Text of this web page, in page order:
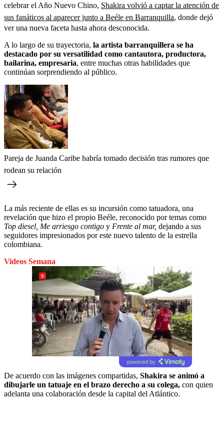
celebrar el Año Nuevo Chino, Shakira volvió a captar la atención de
sus fanáticos al aparecer junto a Beéle en Barranquilla, donde dejó
ver una nueva faceta hasta ahora desconocida.
A lo largo de su trayectoria, la artista barranquillera se ha
destacado por su versatilidad como cantautora, productora,
bailarina, empresaria, entre muchas otras habilidades que
continúan sorprendiendo al público.
Pareja de Juanda Caribe habría tomado decisión tras rumores que
rodean su relación
La más reciente de ellas es su incursión como tatuadora, una
revelación que hizo el propio Beéle, reconocido por temas como
Top diesel, Me arriesgo contigo y Frente al mar, dejando a sus
seguidores impresionados por este nuevo talento de la estrella
colombiana.
Videos Semana
powered by
De acuerdo con las imágenes compartidas, Shakira se animó a
dibujarle un tatuaje en el brazo derecho a su colega, con quien
adelanta una colaboración desde la capital del Atlántico.